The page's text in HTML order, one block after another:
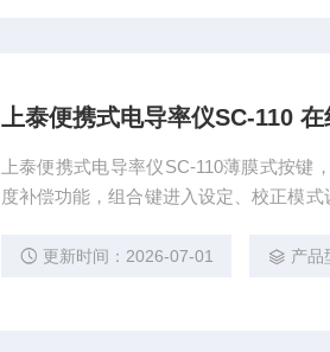
上泰便携式电导率仪SC-110
上泰便携式电导率仪SC-110薄膜式按
度补偿功能，组合键进入设定、校正模
更新时间：2026-07-01 产品